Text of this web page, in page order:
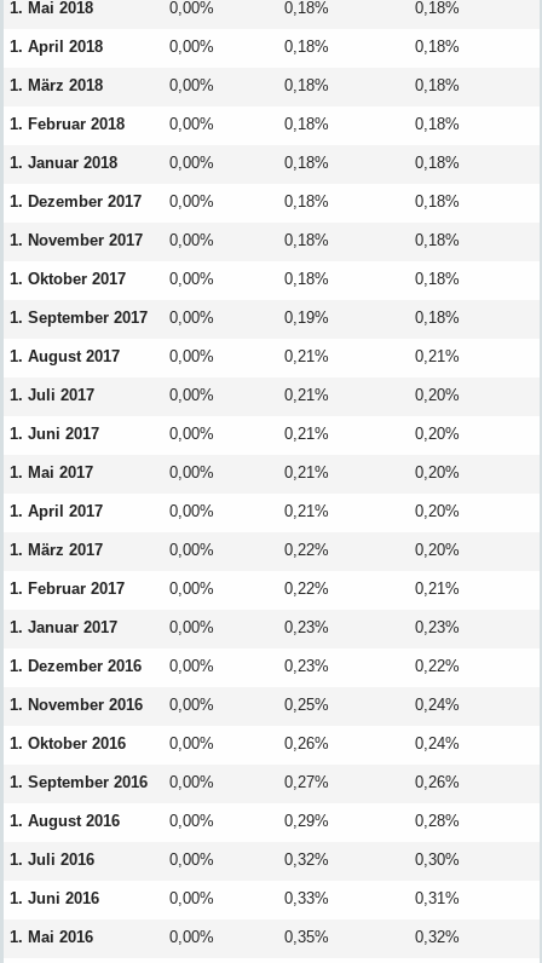
1. Mai 2018 0,00% 0,18% 0,18%
1. April 2018 0,00% 0,18% 0,18%
1. März 2018 0,00% 0,18% 0,18%
1. Februar 2018 0,00% 0,18% 0,18%
1. Januar 2018 0,00% 0,18% 0,18%
1. Dezember 2017 0,00% 0,18% 0,18%
1. November 2017 0,00% 0,18% 0,18%
1. Oktober 2017 0,00% 0,18% 0,18%
1. September 2017 0,00% 0,19% 0,18%
1. August 2017 0,00% 0,21% 0,21%
1. Juli 2017 0,00% 0,21% 0,20%
1. Juni 2017 0,00% 0,21% 0,20%
1. Mai 2017 0,00% 0,21% 0,20%
1. April 2017 0,00% 0,21% 0,20%
1. März 2017 0,00% 0,22% 0,20%
1. Februar 2017 0,00% 0,22% 0,21%
1. Januar 2017 0,00% 0,23% 0,23%
1. Dezember 2016 0,00% 0,23% 0,22%
1. November 2016 0,00% 0,25% 0,24%
1. Oktober 2016 0,00% 0,26% 0,24%
1. September 2016 0,00% 0,27% 0,26%
1. August 2016 0,00% 0,29% 0,28%
1. Juli 2016 0,00% 0,32% 0,30%
1. Juni 2016 0,00% 0,33% 0,31%
1. Mai 2016 0,00% 0,35% 0,32%